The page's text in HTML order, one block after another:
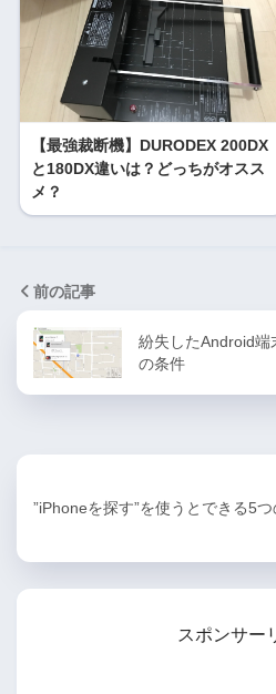
【最強裁断機】DURODEX 200DX
と180DX違いは？どっちがオスス
メ？
前の記事
紛失したAndroid端
の条件
”iPhoneを探す”を使うとできる5つ
スポンサー